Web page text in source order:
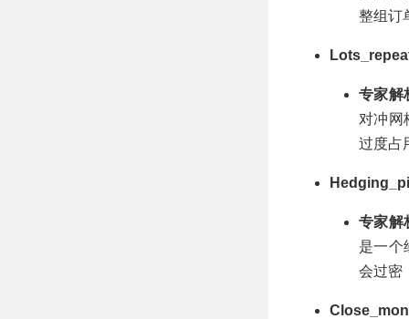
整组订
专家解
对冲网
过度占
专家解
是一个
会过密